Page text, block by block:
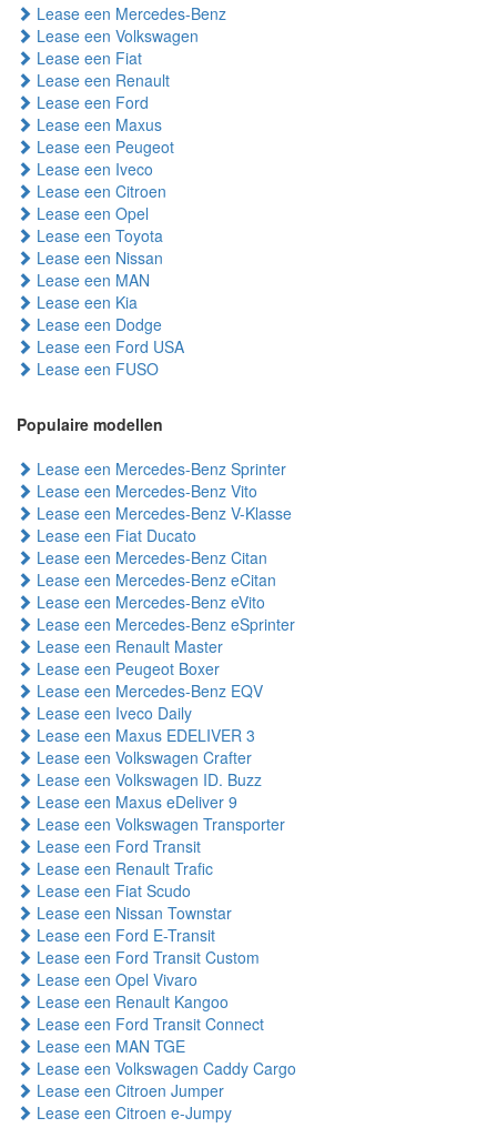
Lease een Mercedes-Benz
Lease een Volkswagen
Lease een Fiat
Lease een Renault
Lease een Ford
Lease een Maxus
Lease een Peugeot
Lease een Iveco
Lease een Citroen
Lease een Opel
Lease een Toyota
Lease een Nissan
Lease een MAN
Lease een Kia
Lease een Dodge
Lease een Ford USA
Lease een FUSO
Populaire modellen
Lease een Mercedes-Benz Sprinter
Lease een Mercedes-Benz Vito
Lease een Mercedes-Benz V-Klasse
Lease een Fiat Ducato
Lease een Mercedes-Benz Citan
Lease een Mercedes-Benz eCitan
Lease een Mercedes-Benz eVito
Lease een Mercedes-Benz eSprinter
Lease een Renault Master
Lease een Peugeot Boxer
Lease een Mercedes-Benz EQV
Lease een Iveco Daily
Lease een Maxus EDELIVER 3
Lease een Volkswagen Crafter
Lease een Volkswagen ID. Buzz
Lease een Maxus eDeliver 9
Lease een Volkswagen Transporter
Lease een Ford Transit
Lease een Renault Trafic
Lease een Fiat Scudo
Lease een Nissan Townstar
Lease een Ford E-Transit
Lease een Ford Transit Custom
Lease een Opel Vivaro
Lease een Renault Kangoo
Lease een Ford Transit Connect
Lease een MAN TGE
Lease een Volkswagen Caddy Cargo
Lease een Citroen Jumper
Lease een Citroen e-Jumpy